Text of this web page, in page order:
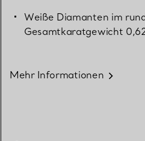
Weiße Diamanten im
Gesamtkaratgewicht
Mehr Informationen